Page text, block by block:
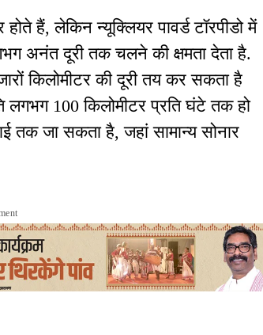
होते हैं, लेकिन न्यूक्लियर पावर्ड टॉरपीडो में
अनंत दूरी तक चलने की क्षमता देता है.
किलोमीटर की दूरी तय कर सकता है
100 किलोमीटर प्रति घंटे तक हो
जा सकता है, जहां सामान्य सोनार